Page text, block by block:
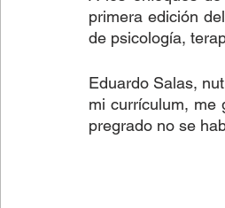
primera edición
de psicología,
Eduardo Salas,
mi currículum, me
pregrado no se